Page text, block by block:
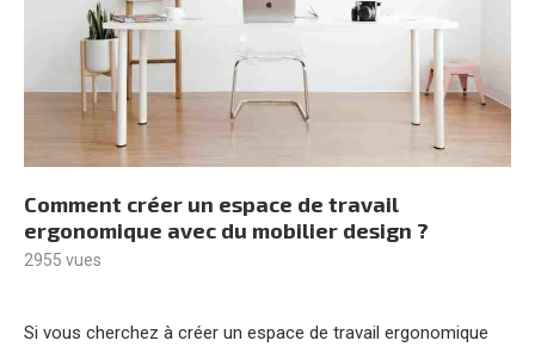
Comment créer un espace de travail
ergonomique avec du mobilier design ?
2955 vues
Si vous cherchez à créer un espace de travail ergonomique